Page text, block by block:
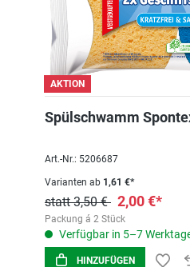
AKTION
Spülschwamm
Art.-Nr.: 5206687
Varianten ab 1,61 €*
statt 3,50 € 2,00 €*
Packung á 2 Stück
Verfügbar in 5–7
HINZUFÜGEN